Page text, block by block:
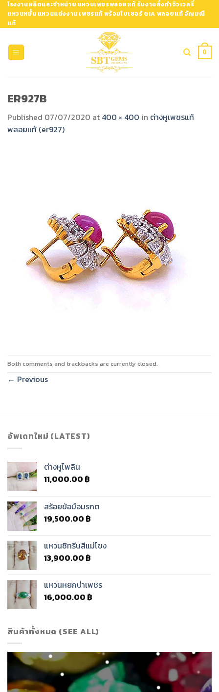
Skip
content
โรงงานผลิตและจำหน่าย แหวนเพชรพลอยแท้ รับงานสั่งทำจิวเวลรี่
แหวนหมั้น แหวนแต่งงาน เพชรแท้ พร้อมใบเซอร์ GIA พลอยแท้ อัญมณี
แท้
0
ER927B
Published 07/07/2020 at 400 × 400 in ต่างหูเพชรแท้
พลอยแท้ (er927)
Both comments and trackbacks are currently closed.
← Previous
อัพเดทใหม่ (LATEST)
ต่างหูไพลิน
11,000.00 ฿
สร้อยข้อมือมรกต
19,500.00 ฿
แหวนซิทรีนสีแม่โขง
13,900.00 ฿
แหวนหยกบ่าเพชร
16,000.00 ฿
สินค้าทั้งหมด (SEE ALL)